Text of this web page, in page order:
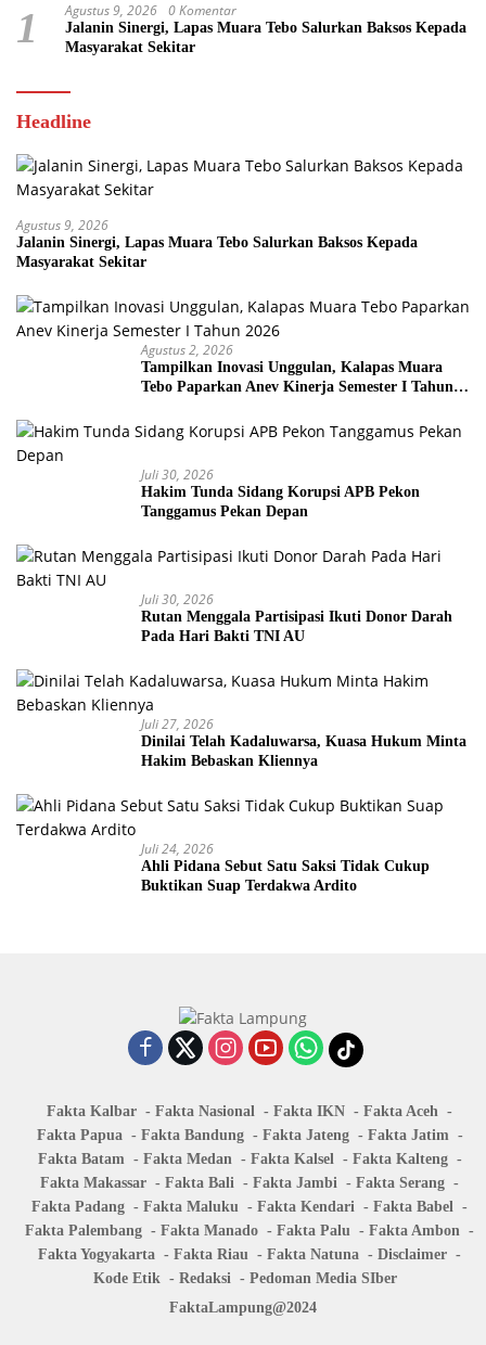
1 Agustus 9, 2026 0 Komentar
Jalanin Sinergi, Lapas Muara Tebo Salurkan Baksos Kepada
Masyarakat Sekitar
Headline
Agustus 9, 2026
Jalanin Sinergi, Lapas Muara Tebo Salurkan Baksos Kepada
Masyarakat Sekitar
Agustus 2, 2026
Tampilkan Inovasi Unggulan, Kalapas Muara
Tebo Paparkan Anev Kinerja Semester I Tahun
Juli 30, 2026
Hakim Tunda Sidang Korupsi APB Pekon
Tanggamus Pekan Depan
Juli 30, 2026
Rutan Menggala Partisipasi Ikuti Donor Darah
Pada Hari Bakti TNI AU
Juli 27, 2026
Dinilai Telah Kadaluwarsa, Kuasa Hukum Minta
Hakim Bebaskan Kliennya
Juli 24, 2026
Ahli Pidana Sebut Satu Saksi Tidak Cukup
Buktikan Suap Terdakwa Ardito
Fakta Kalbar Fakta Nasional Fakta IKN
Fakta Aceh
Fakta Papua
Fakta Bandung Fakta Jateng
Fakta Jatim
Fakta Batam
Fakta Medan Fakta Kalsel
Fakta Kalteng
Fakta Makassar
Fakta Bali Fakta Jambi
Fakta Serang
Fakta Padang
Fakta Maluku Fakta Kendari
Fakta Babel
Fakta Palembang
Fakta Manado Fakta Palu
Fakta Ambon
Fakta Yogyakarta
Fakta Riau Fakta Natuna
Disclaimer
Kode Etik
Redaksi
Pedoman Media SIber
FaktaLampung@2024